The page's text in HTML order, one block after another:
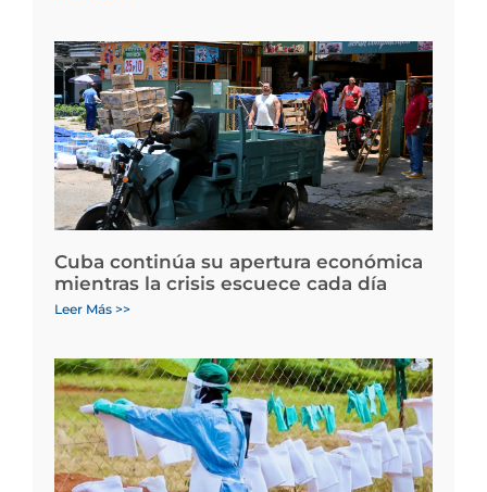
Cuba continúa su apertura económica
mientras la crisis escuece cada día
Leer Más >>